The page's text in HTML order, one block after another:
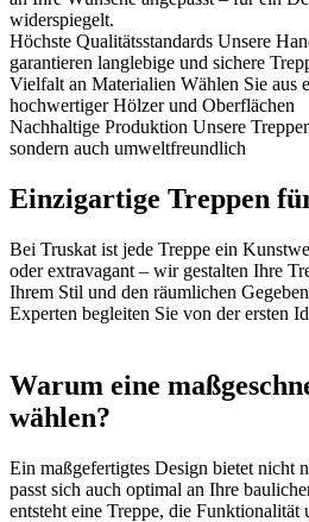
widerspiegelt.
Höchste Qualitätsstandards Unsere
garantieren langlebige und sichere
Vielfalt an Materialien Wählen Sie aus
hochwertiger Hölzer und Oberflächen
Nachhaltige Produktion Unsere
sondern auch umweltfreundlich
Einzigartige Treppen
Bei Truskat ist jede Treppe ein
oder extravagant – wir gestalten Ihre
Ihrem Stil und den räumlichen
Experten begleiten Sie von der ersten
Warum eine
wählen?
Ein maßgefertigtes Design bietet nicht
passt sich auch optimal an Ihre
entsteht eine Treppe, die